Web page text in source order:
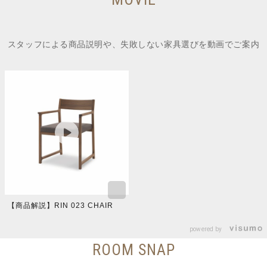
スタッフによる商品説明や、失敗しない家具選びを動画でご案内
【商品解説】RIN 023 CHAIR
powered by
ROOM SNAP